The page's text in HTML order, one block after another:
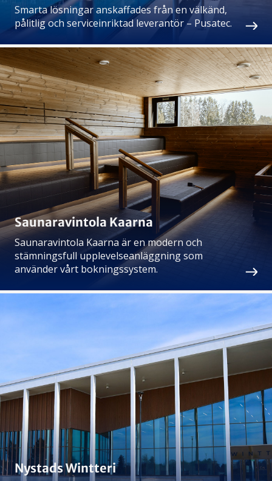
Smarta lösningar anskaffades från en välkänd,
pålitlig och serviceinriktad leverantör – Pusatec.
Saunaravintola Kaarna
Saunaravintola Kaarna är en modern och
stämningsfull upplevelseanläggning som
använder vårt bokningssystem.
Nystads Wintteri